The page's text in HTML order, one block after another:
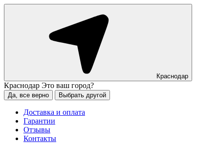
Краснодар
Краснодар Это ваш город?
Да, все верно Выбрать другой
Доставка и оплата
Гарантии
Отзывы
Контакты